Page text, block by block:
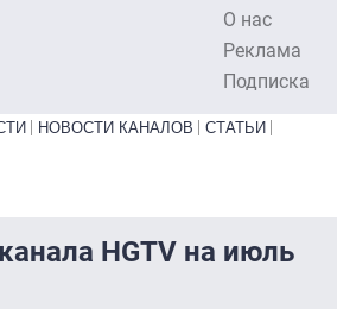
О нас
Реклама
Подписка
НОВОСТИ КАНАЛОВ
СТАТЬИ
HGTV на июль